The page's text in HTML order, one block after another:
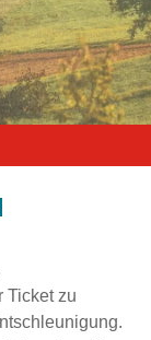
Ticket zu